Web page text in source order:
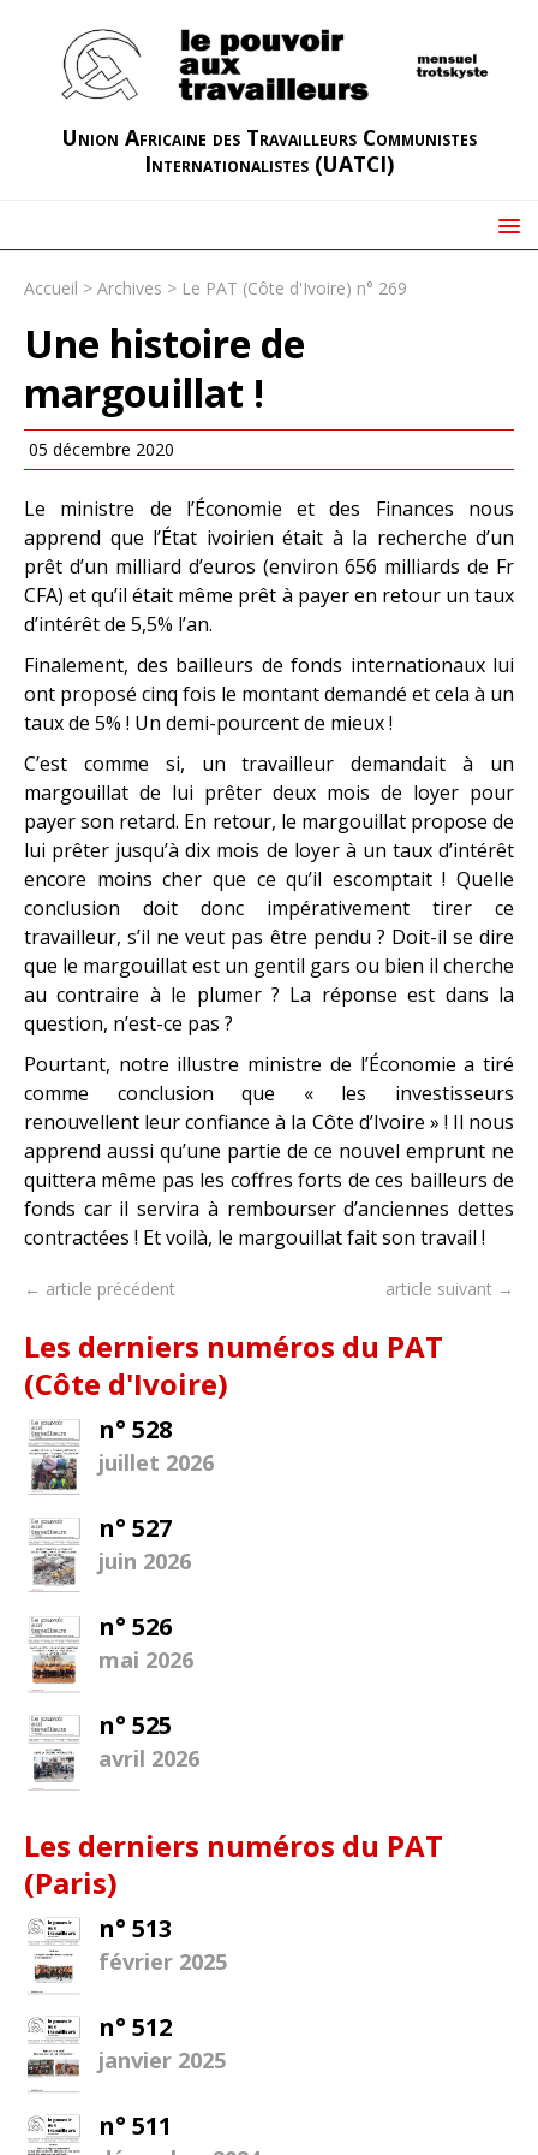
Union Africaine des Travailleurs Communistes
Internationalistes (UATCI)
Accueil > Archives > Le PAT (Côte d'Ivoire) n° 269
Une histoire de
margouillat !
05 décembre 2020
Le ministre de l’Économie et des Finances nous
apprend que l’État ivoirien était à la recherche d’un
prêt d’un milliard d’euros (environ 656 milliards de Fr
CFA) et qu’il était même prêt à payer en retour un taux
d’intérêt de 5,5% l’an.
Finalement, des bailleurs de fonds internationaux lui
ont proposé cinq fois le montant demandé et cela à un
taux de 5% ! Un demi-pourcent de mieux !
C’est comme si, un travailleur demandait à un
margouillat de lui prêter deux mois de loyer pour
payer son retard. En retour, le margouillat propose de
lui prêter jusqu’à dix mois de loyer à un taux d’intérêt
encore moins cher que ce qu’il escomptait ! Quelle
conclusion doit donc impérativement tirer ce
travailleur, s’il ne veut pas être pendu ? Doit-il se dire
que le margouillat est un gentil gars ou bien il cherche
au contraire à le plumer ? La réponse est dans la
question, n’est-ce pas ?
Pourtant, notre illustre ministre de l’Économie a tiré
comme conclusion que « les investisseurs
renouvellent leur confiance à la Côte d’Ivoire » ! Il nous
apprend aussi qu’une partie de ce nouvel emprunt ne
quittera même pas les coffres forts de ces bailleurs de
fonds car il servira à rembourser d’anciennes dettes
contractées ! Et voilà, le margouillat fait son travail !
← article précédent article suivant →
Les derniers numéros du PAT
(Côte d'Ivoire)
n° 528
juillet 2026
n° 527
juin 2026
n° 526
mai 2026
n° 525
avril 2026
Les derniers numéros du PAT
(Paris)
n° 513
février 2025
n° 512
janvier 2025
n° 511